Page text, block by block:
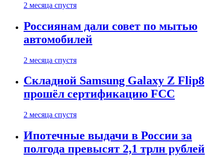
2 месяца спустя
Россиянам дали совет по мытью
автомобилей
2 месяца спустя
Складной Samsung Galaxy Z Flip8
прошёл сертификацию FCC
2 месяца спустя
Ипотечные выдачи в России за
полгода превысят 2,1 трлн рублей